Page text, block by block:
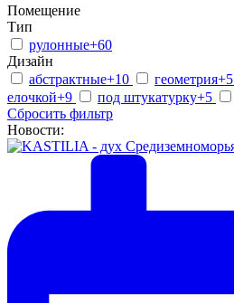
Помещение
Тип
рулонные+60
Дизайн
абстрактные+10 геометрия+5
елочкой+9 под штукатурку+5
Сбросить фильтр
Новости: